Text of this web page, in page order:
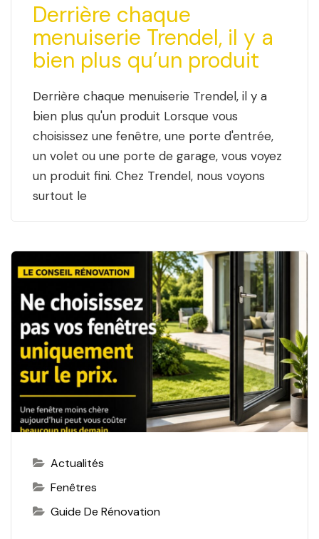
Derrière chaque
menuiserie Trendel, il y a
bien plus qu’un produit
Derrière chaque menuiserie Trendel, il y a
bien plus qu'un produit Lorsque vous
choisissez une fenêtre, une porte d'entrée,
un volet ou une porte de garage, vous voyez
un produit fini. Chez Trendel, nous voyons
surtout le
Actualités
Fenêtres
Guide De Rénovation